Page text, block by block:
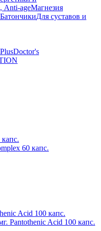
Anti-ageМагнезия
БатончикиДля суставов и
Doctor's
60 капс.
Pantothenic Acid 100 капс.